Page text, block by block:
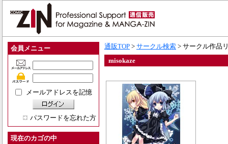
会員メニュー
メールアドレスを記憶
パスワードを忘れた方
現在のカゴの中
通販TOP > サークル検索 > サークル作品
misokaze